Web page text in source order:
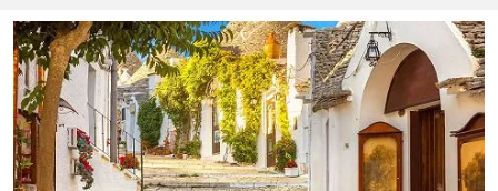
promesse d’évasion.